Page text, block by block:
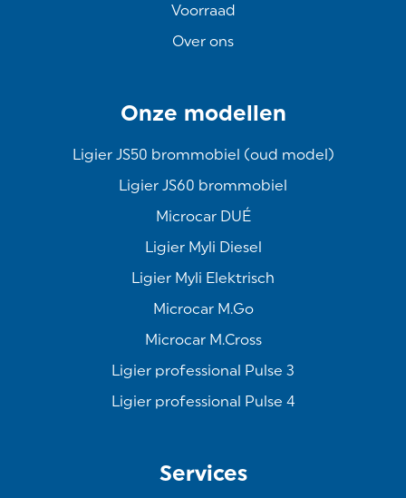
Voorraad
Over ons
Onze modellen
Ligier JS50 brommobiel (oud model)
Ligier JS60 brommobiel
Microcar DUÉ
Ligier Myli Diesel
Ligier Myli Elektrisch
Microcar M.Go
Microcar M.Cross
Ligier professional Pulse 3
Ligier professional Pulse 4
Services